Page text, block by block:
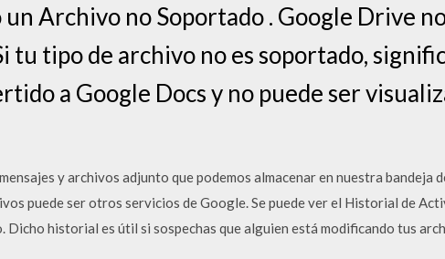
un Archivo no Soportado . Google Drive
tu tipo de archivo no es soportado,
a Google Docs y no puede ser
y archivos adjunto que podemos almacenar en nuestra bandeja
puede ser otros servicios de Google. Se puede ver el Historial de
Dicho historial es útil si sospechas que alguien está modificando tus